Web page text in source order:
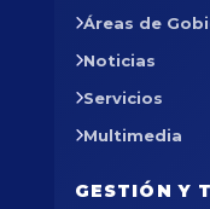
Áreas de
Noticias
Servicios
Multimedia
GESTIÓN Y